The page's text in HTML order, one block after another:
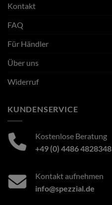
Kontakt
FAQ
Für Händler
Über uns
Widerruf
KUNDENSERVICE
Kostenlose Beratung
+49 (0) 4486 4828348
Kontakt aufnehmen
info@spezzial.de